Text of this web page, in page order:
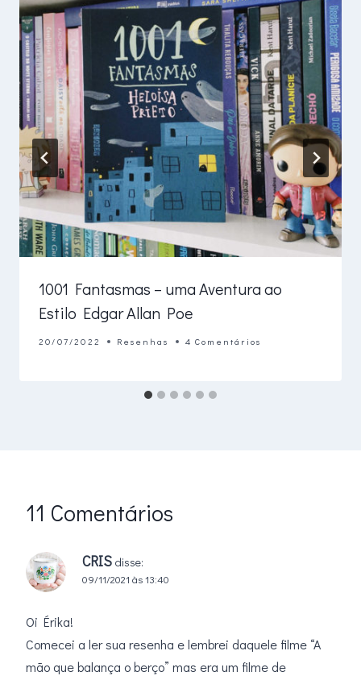
1001 Fantasmas – uma Aventura ao
Estilo Edgar Allan Poe
20/07/2022 Resenhas 4 Comentários
11 Comentários
CRIS disse:
09/11/2021 às 13:40
Oi Érika!
Comecei a ler sua resenha e lembrei daquele filme “A
mão que balança o berço” mas era um filme de